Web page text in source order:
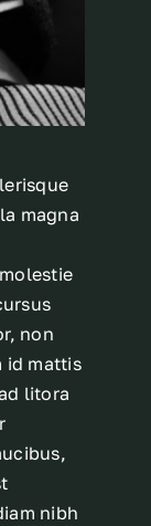
magna
non
id mattis
litora
nibh